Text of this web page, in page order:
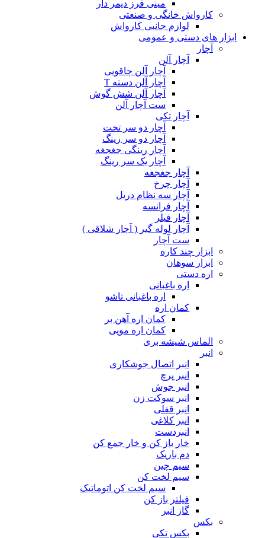
مینی فرز دیمر دار
کارواش خانگی و صنعتی
لوازم جانبی کارواش
ابزار های دستی و عمومی
آچار
آچار آلن
آچار آلن چاقویی
آچار آلن دسته T
آچار آلن شش گوش
ست آچار آلن
آچار تکی
آچار دو سر تخت
آچار دو سر رینگ
آچار رینگی جغجغه
آچار یک سر رینگ
آچار جغجغه
آچار چرخ
آچار سه نظام دریل
آچار فرانسه
آچار فیلر
آچار لوله گیر ( آچار شلاقی )
ست آچار
ابزار چند کاره
ابزار سوهان
اره دستی
اره باغبانی
اره باغبانی تاشو
کمان اره
کمان اره آهن بر
کمان اره مویی
الماس شیشه بری
انبر
انبر اتصال جوشکاری
انبر پرچ
انبر جوش
انبر سوکت زن
انبر قفلی
انبر کلاغی
انبردست
خار باز کن و خار جمع کن
دم باریک
سیم چین
سیم لخت کن
سیم لخت کن اتوماتیک
فیلتر باز کن
گاز انبر
بکس
بکس تکی